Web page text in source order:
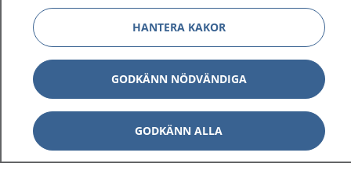
Behandling av personuppgifter
Hantering av kakor
Inställningar för kakor
HANTERA KAKOR
GODKÄNN NÖDVÄNDIGA
GODKÄNN ALLA